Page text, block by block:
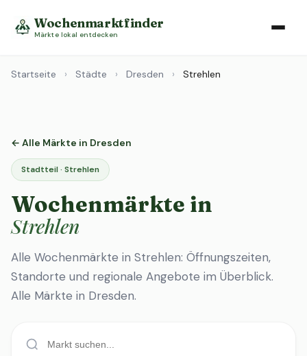
Wochenmarktfinder
Märkte lokal entdecken
Startseite › Städte › Dresden › Strehlen
← Alle Märkte in Dresden
Stadtteil · Strehlen
Wochenmärkte in
Strehlen
Alle Wochenmärkte in Strehlen: Öffnungszeiten,
Standorte und regionale Angebote im Überblick.
Alle Märkte in Dresden.